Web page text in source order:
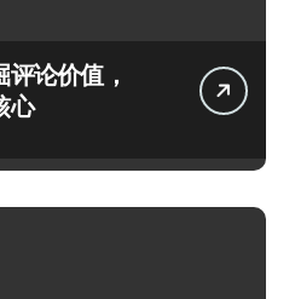
论价值，
心